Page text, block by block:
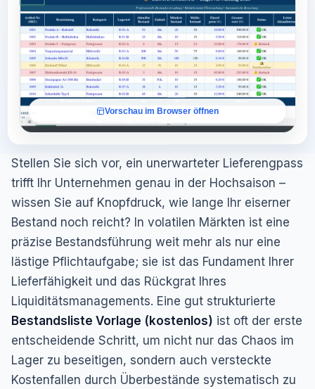
Vorschau im Browser öffnen
Stellen Sie sich vor, ein unerwarteter Lieferengpass
trifft Ihr Unternehmen genau in der Hochsaison –
wissen Sie auf Knopfdruck, wie lange Ihr eiserner
Bestand noch reicht? In volatilen Märkten ist eine
präzise Bestandsführung weit mehr als nur eine
lästige Pflichtaufgabe; sie ist das Fundament Ihrer
Lieferfähigkeit und das Rückgrat Ihres
Liquiditätsmanagements. Eine gut strukturierte
Bestandsliste Vorlage (kostenlos) ist oft der erste
entscheidende Schritt, um nicht nur das Chaos im
Lager zu beseitigen, sondern auch versteckte
Kostenfallen durch Überbestände systematisch zu